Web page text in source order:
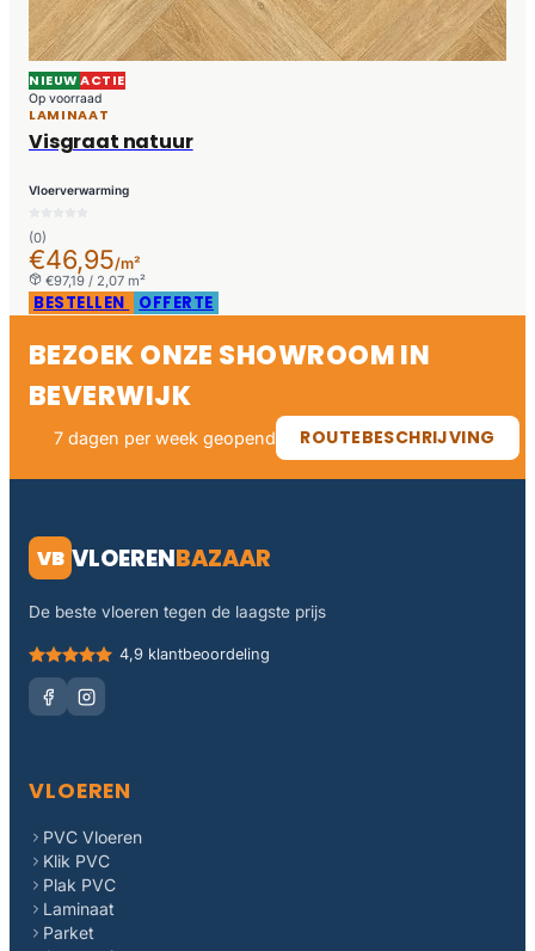
NIEUWACTIE
Op voorraad
LAMINAAT
Visgraat natuur
Vloerverwarming
(0)
€46,95/m²
€97,19 / 2,07 m²
BESTELLEN OFFERTE
BEZOEK ONZE SHOWROOM IN
BEVERWIJK
7 dagen per week geopend ROUTEBESCHRIJVING
VB VLOERENBAZAAR
De beste vloeren tegen de laagste prijs
4,9 klantbeoordeling
VLOEREN
PVC Vloeren
Klik PVC
Plak PVC
Laminaat
Parket